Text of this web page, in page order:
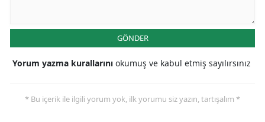
GÖNDER
Yorum yazma kurallarını okumuş ve kabul etmiş sayılırsınız
* Bu içerik ile ilgili yorum yok, ilk yorumu siz yazın, tartışalım *